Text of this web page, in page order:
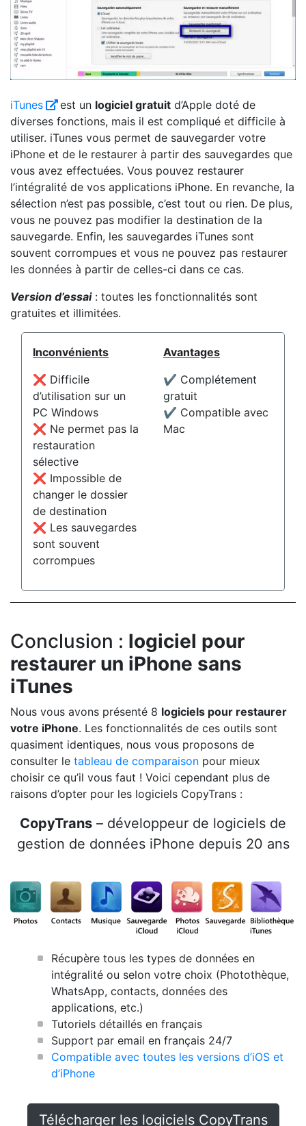
iTunes est un logiciel gratuit d’Apple doté de
diverses fonctions, mais il est compliqué et difficile à
utiliser. iTunes vous permet de sauvegarder votre
iPhone et de le restaurer à partir des sauvegardes que
vous avez effectuées. Vous pouvez restaurer
l’intégralité de vos applications iPhone. En revanche, la
sélection n’est pas possible, c’est tout ou rien. De plus,
vous ne pouvez pas modifier la destination de la
sauvegarde. Enfin, les sauvegardes iTunes sont
souvent corrompues et vous ne pouvez pas restaurer
les données à partir de celles-ci dans ce cas.
Version d’essai: toutes les fonctionnalités sont
gratuites et illimitées.
Inconvénients
❌ Difficile
d’utilisation sur un
PC Windows
❌ Ne permet pas la
restauration
sélective
❌ Impossible de
changer le dossier
de destination
❌ Les sauvegardes
sont souvent
corrompues
Avantages
✔️ Complétement
gratuit
✔️ Compatible avec
Mac
Conclusion : logiciel pour
restaurer un iPhone sans
iTunes
Nous vous avons présenté 8 logiciels pour restaurer
votre iPhone. Les fonctionnalités de ces outils sont
quasiment identiques, nous vous proposons de
consulter le tableau de comparaison pour mieux
choisir ce qu’il vous faut ! Voici cependant plus de
raisons d’opter pour les logiciels CopyTrans :
CopyTrans – développeur de logiciels de
gestion de données iPhone depuis 20 ans
Récupère tous les types de données en
intégralité ou selon votre choix (Photothèque,
WhatsApp, contacts, données des
applications, etc.)
Tutoriels détaillés en français
Support par email en français 24/7
Compatible avec toutes les versions d’iOS et
d’iPhone
Télécharger les logiciels CopyTrans